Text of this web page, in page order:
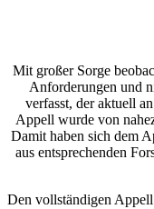
Mit großer Sorge
Anforderungen und
verfasst, der aktuell
Appell wurde von
Damit haben sich dem
aus entsprechenden
Den vollständigen